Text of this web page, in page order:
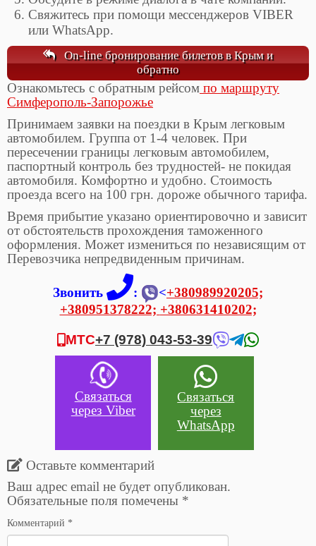
Свяжитесь при помощи мессенджеров VIBER
или WhatsApp.
On-line бронирование билетов в Крым и
обратно
Ознакомьтесь с обратным рейсом по маршруту
Симферополь-Запорожье
Принимаем заявки на поездки в Крым легковым
автомобилем. Группа от 1-4 человек. При
пересечении границы легковым автомобилем,
паспортный контроль без трудностей- не покидая
автомобиля. Комфортно и удобно. Стоимость
проезда всего на 100 грн. дороже обычного тарифа.
Время прибытие указано ориентировочно и зависит
от обстоятельств прохождения таможенного
оформления. Может измениться по независящим от
Перевозчика непредвиденным причинам.
Звонить : <+380989920205;
+380951378222; +380631410202;
МТС+7 (978) 043-53-39
Связаться
через Viber
Связаться
через
WhatsApp
Оставьте комментарий
Ваш адрес email не будет опубликован.
Обязательные поля помечены *
Комментарий *